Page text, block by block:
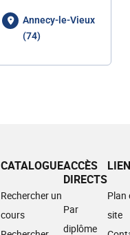
Annecy-le-Vieux
(74)
CATALOGUE
Rechercher un
cours
ACCÈS
DIRECTS
Par
diplôme
Plan
site